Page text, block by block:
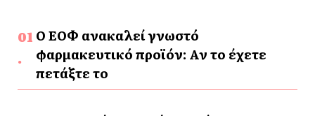
Ο ΕΟΦ ανακαλεί γνωστό
φαρμακευτικό προϊόν: Αν το έχετε
πετάξτε το